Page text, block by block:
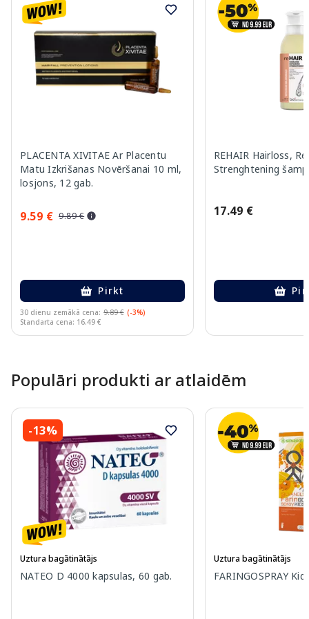
PLACENTA XIVITAE Ar Placentu
Matu Izkrišanas Novēršanai 10 ml,
losjons, 12 gab.
9.59 € 9.89 €
Pirkt
30 dienu zemākā cena: 9.89 € (-3%)
Standarta cena: 16.49 €
REHAIR Hairloss,
Strenghtening
17.49 €
Populāri produkti ar atlaidēm
-13%
Uztura bagātinātājs
NATEO D 4000 kapsulas, 60 gab.
Uztura bagātinātājs
FARINGOSPRAY